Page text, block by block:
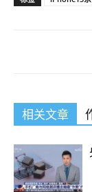
相关文章